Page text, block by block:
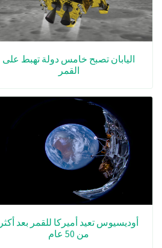
اليابان تصبح خامس دولة تهبط على
القمر
أوديسيوس تعيد أميركا للقمر بعد أكثر
من 50 عام